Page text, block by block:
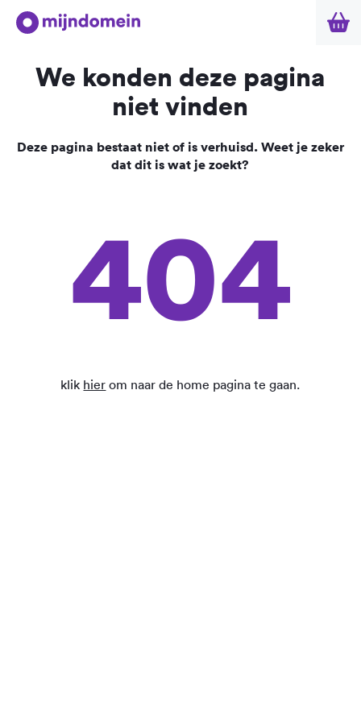
We konden deze pagina
niet vinden
Deze pagina bestaat niet of is verhuisd. Weet je zeker
dat dit is wat je zoekt?
404
klik hier om naar de home pagina te gaan.